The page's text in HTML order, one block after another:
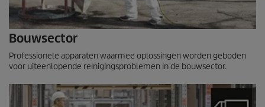
Bouwsector
Professionele apparaten waarmee oplossingen worden geboden
voor uiteenlopende reinigingsproblemen in de bouwsector.